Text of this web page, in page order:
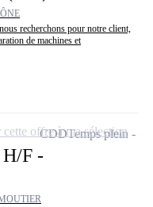
recherchons pour notre client,
de machines et
H/F -
CDDTemps plein
offre à ma sélection